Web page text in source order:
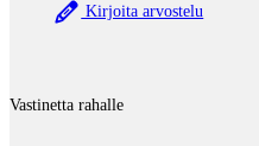
Kirjoita arvostelu
Vastinetta rahalle